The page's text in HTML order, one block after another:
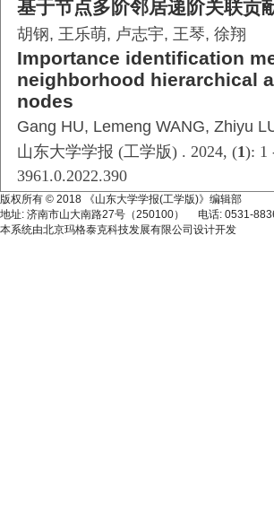
基于节点多阶邻居递阶关联贡
胡钢, 王乐萌, 卢志宇, 王琴, 徐翔
Importance identification
neighborhood hierarchical
nodes
Gang HU, Lemeng WANG, Zhiyu
山东大学学报 (工学版) . 2024, (1): 1
3961.0.2022.390
版权所有 © 2018 《山东大学学报(工学版)》编辑部
地址: 济南市山大南路27号（250100） 电话: 0531-
本系统由北京玛格泰克科技发展有限公司 设计开发